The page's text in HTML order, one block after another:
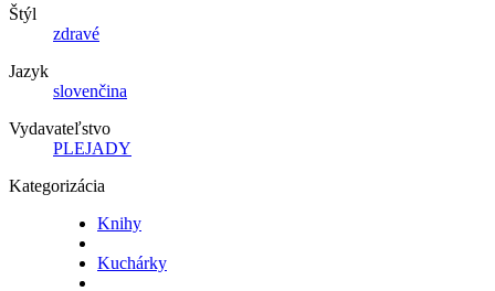
Štýl
zdravé
Jazyk
slovenčina
Vydavateľstvo
PLEJADY
Kategorizácia
Knihy
Kuchárky